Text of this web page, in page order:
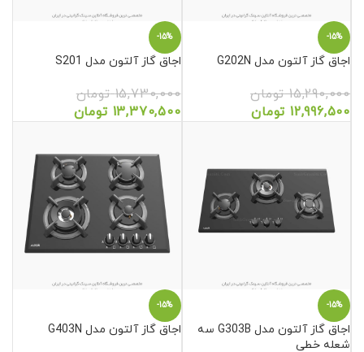
-15%
اجاق گاز آلتون مدل G202N
15,290,000 تومان
12,996,500 تومان
-15%
اجاق گاز آلتون مدل S201
15,730,000 تومان
13,370,500 تومان
-15%
اجاق گاز آلتون مدل G303B سه
شعله خطی
-15%
اجاق گاز آلتون مدل G403N